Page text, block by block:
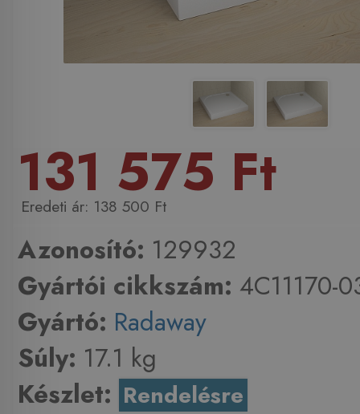
131 575 Ft
138 500 Ft
Azonosító: 129932
Gyártói cikkszám: 4C11170-
Gyártó: Radaway
Súly: 17.1 kg
Készlet: Rendelésre